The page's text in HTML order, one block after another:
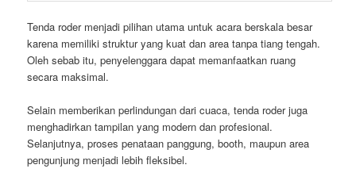
Tenda roder menjadi pilihan utama untuk acara berskala besar
karena memiliki struktur yang kuat dan area tanpa tiang tengah.
Oleh sebab itu, penyelenggara dapat memanfaatkan ruang
secara maksimal.
Selain memberikan perlindungan dari cuaca, tenda roder juga
menghadirkan tampilan yang modern dan profesional.
Selanjutnya, proses penataan panggung, booth, maupun area
pengunjung menjadi lebih fleksibel.